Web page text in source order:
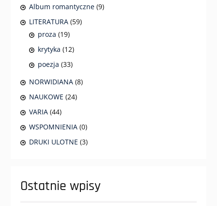
Album romantyczne (9)
LITERATURA (59)
proza (19)
krytyka (12)
poezja (33)
NORWIDIANA (8)
NAUKOWE (24)
VARIA (44)
WSPOMNIENIA (0)
DRUKI ULOTNE (3)
Ostatnie wpisy